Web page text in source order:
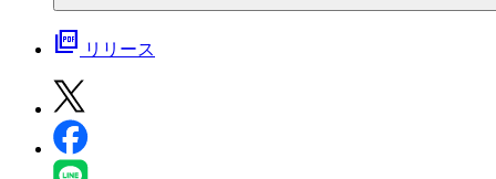
picture_as_pdf リリース